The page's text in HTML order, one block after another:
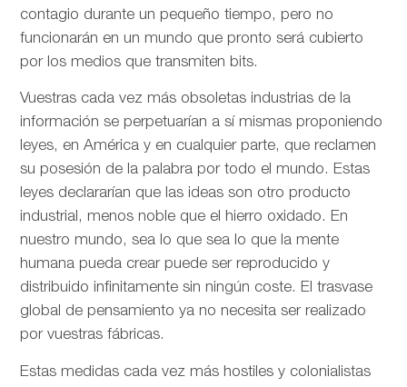
contagio durante un pequeño tiempo, pero no
funcionarán en un mundo que pronto será cubierto
por los medios que transmiten bits.
Vuestras cada vez más obsoletas industrias de la
información se perpetuarían a sí mismas proponiendo
leyes, en América y en cualquier parte, que reclamen
su posesión de la palabra por todo el mundo. Estas
leyes declararían que las ideas son otro producto
industrial, menos noble que el hierro oxidado. En
nuestro mundo, sea lo que sea lo que la mente
humana pueda crear puede ser reproducido y
distribuido infinitamente sin ningún coste. El trasvase
global de pensamiento ya no necesita ser realizado
por vuestras fábricas.
Estas medidas cada vez más hostiles y colonialistas